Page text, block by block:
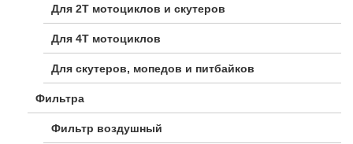
Для 2Т мотоциклов и скутеров
Для 4Т мотоциклов
Для скутеров, мопедов и питбайков
Фильтра
Фильтр воздушный